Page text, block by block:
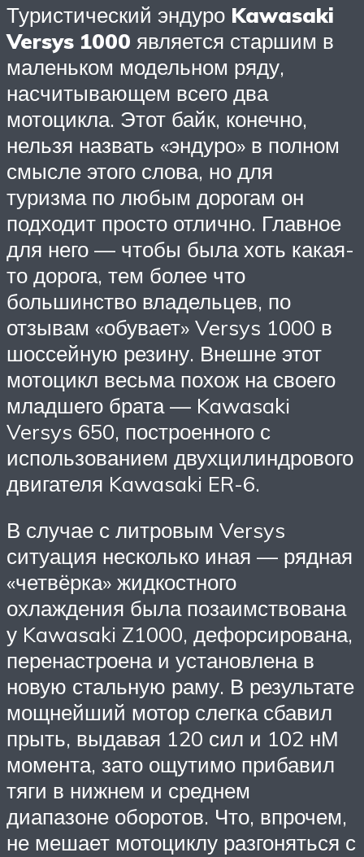
Туристический эндуро Kawasaki
Versys 1000 является старшим в
маленьком модельном ряду,
насчитывающем всего два
мотоцикла. Этот байк, конечно,
нельзя назвать «эндуро» в полном
смысле этого слова, но для
туризма по любым дорогам он
подходит просто отлично. Главное
для него — чтобы была хоть какая-
то дорога, тем более что
большинство владельцев, по
отзывам «обувает» Versys 1000 в
шоссейную резину. Внешне этот
мотоцикл весьма похож на своего
младшего брата — Kawasaki
Versys 650, построенного с
использованием двухцилиндрового
двигателя Kawasaki ER-6.
В случае с литровым Versys
ситуация несколько иная — рядная
«четвёрка» жидкостного
охлаждения была позаимствована
у Kawasaki Z1000, дефорсирована,
перенастроена и установлена в
новую стальную раму. В результате
мощнейший мотор слегка сбавил
прыть, выдавая 120 сил и 102 нМ
момента, зато ощутимо прибавил
тяги в нижнем и среднем
диапазоне оборотов. Что, впрочем,
не мешает мотоциклу разгоняться с